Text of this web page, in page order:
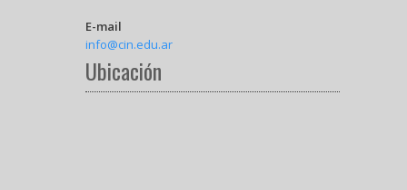
E-mail
info@cin.edu.ar
Ubicación